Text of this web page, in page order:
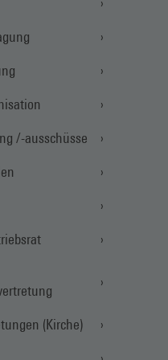
/-ausschüsse
(Kirche)